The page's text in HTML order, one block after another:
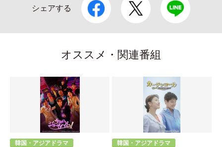
シェアする
オススメ・関連番組
韓国・アジアドラマ 韓国・アジアドラマ